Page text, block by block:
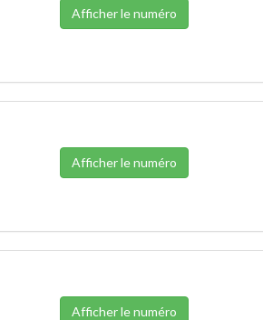
Afficher le numéro
Afficher le numéro
Afficher le numéro